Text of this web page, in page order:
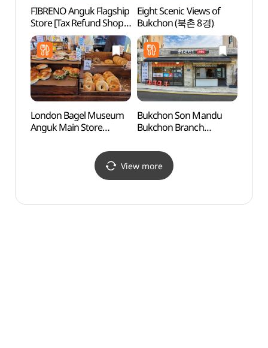
FIBRENO Anguk Flagship
Store [Tax Refund Shop]
(피브레노 안국 플래그십
스토어)
Eight Scenic Views of
Bukchon (북촌 8경)
London Bagel Museum
Anguk Main Store
Bukchon Son Mandu
Bukchon Branch
View more